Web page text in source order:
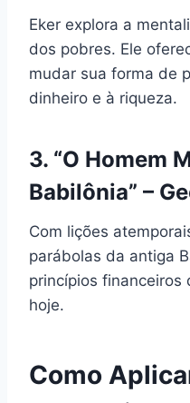
Eker explora a
dos pobres. Ele
mudar sua forma de
dinheiro e à riqueza.
3. “O Homem
Babilônia” –
Com lições
parábolas da antiga
princípios financeiros
hoje.
Como